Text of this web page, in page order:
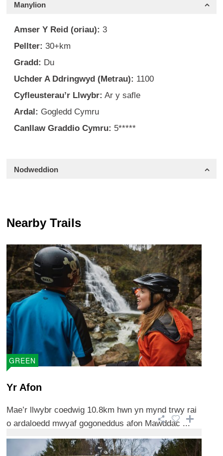
Manylion
Amser Y Reid (oriau): 3
Pellter: 30+km
Gradd: Du
Uchder A Ddringwyd (Metrau): 1100
Cyfleusterau’r Llwybr: Ar y safle
Ardal: Gogledd Cymru
Canllaw Graddio Cymru: 5*****
Nodweddion
Nearby Trails
GREEN
Yr Afon
Mae’r llwybr coedwig 10.8km hwn yn mynd trwy rai
o ardaloedd mwyaf gogoneddus afon Mawddac ...